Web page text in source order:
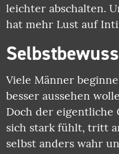
leichter abschalten.
hat mehr Lust auf
Viele Männer
besser aussehen
Doch der eigentliche
sich stark fühlt, tritt
selbst anders wahr